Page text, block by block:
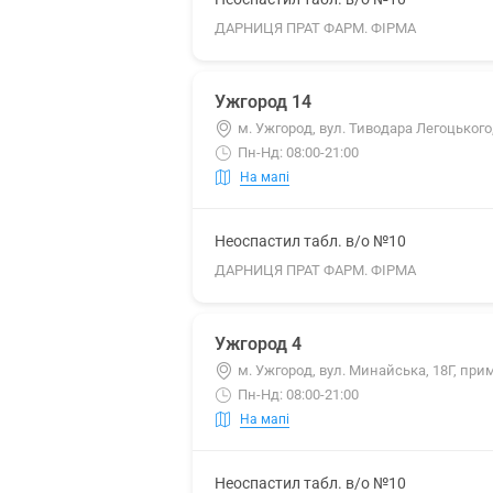
ДАРНИЦЯ ПРАТ ФАРМ. ФІРМА
Ужгород 14
м. Ужгород, вул. Тиводара
Пн-Нд: 08:00-21:00
На мапі
Неоспастил табл. в/о №10
ДАРНИЦЯ ПРАТ ФАРМ. ФІРМА
Ужгород 4
м. Ужгород, вул. Минайська, 18Г,
Пн-Нд: 08:00-21:00
На мапі
Неоспастил табл. в/о №10